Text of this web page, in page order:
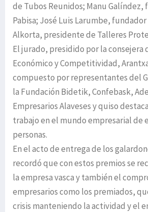
de Tubos Reunidos; Manu Galíndez,
Pabisa; José Luis Larumbe, fundador
Alkorta, presidente de Talleres
El jurado, presidido por la consejera
Económico y Competitividad,
compuesto por representantes del
la Fundación Bidetik, Confebask,
Empresarios Alaveses y quiso
trabajo en el mundo empresarial de
personas.
En el acto de entrega de los
recordó que con estos premios se
la empresa vasca y también el
empresarios como los premiados,
crisis manteniendo la actividad y el